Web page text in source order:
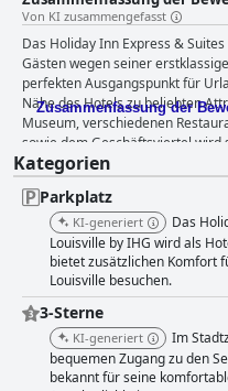
Von KI zusammengefasst
Das Holiday Inn Express &
Gästen wegen seiner
perfekten Ausgangspunkt für
Nähe des Hotels zu beliebten
Museum, verschiedenen
sowie dem Geschäftsviertel wird
Gleichgewicht zwischen der
einer ruhigen Umgebung etwas abseits davon.
wieder die modernen und gut
Sauberkeit, Geräumigkeit und
Annehmlichkeiten wie
große Duschen tragen
den oberen Stockwerken zum
Kissen werden trotz kleinerer
erholsames Schlaferlebnis gelobt. Das Frühstückserlebnis im Hotel erhält
überwiegend positive
und abwechslungsreiche
wie Omeletts und die gesamte
Zusammenfassung der
Kategorien
Parkplatz
KI-generiert
Das
Louisville by IHG wird als
bietet zusätzlichen Komfort
Louisville besuchen.
3-Sterne
KI-generiert
Im
bequemen Zugang zu den
bekannt für seine